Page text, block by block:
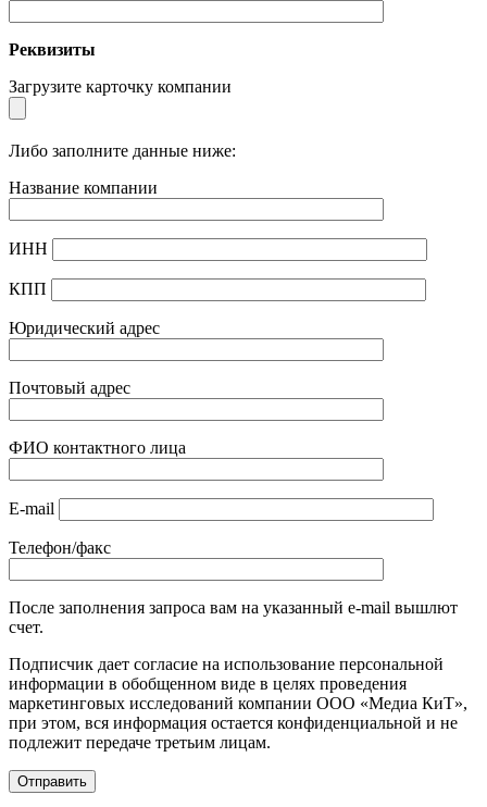
Реквизиты
Загрузите карточку компании
Либо заполните данные ниже:
Название компании
ИНН
КПП
Юридический адрес
Почтовый адрес
ФИО контактного лица
E-mail
Телефон/факс
После заполнения запроса вам на указанный e-mail вышлют
счет.
Подписчик дает согласие на использование персональной
информации в обобщенном виде в целях проведения
маркетинговых исследований компании ООО «Медиа КиТ»,
при этом, вся информация остается конфиденциальной и не
подлежит передаче третьим лицам.